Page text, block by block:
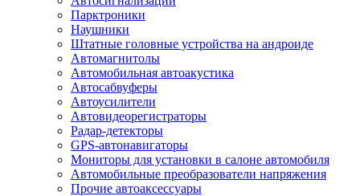
Парктроники
Наушники
Штатные головные устройства на андроиде
Автомагнитолы
Автомобильная автоакустика
Автосабвуферы
Автоусилители
Автовидеорегистраторы
Радар-детекторы
GPS-автонавигаторы
Мониторы для установки в салоне автомобиля
Автомобильные преобразователи напряжения
Прочие автоаксессуары